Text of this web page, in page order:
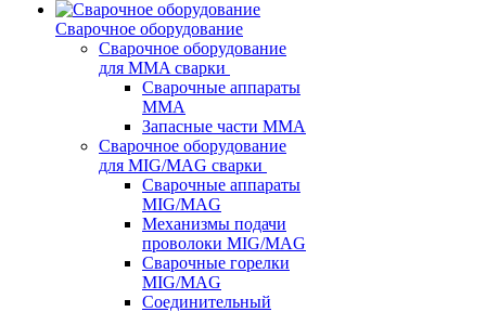
Сварочное оборудование
Сварочное оборудование
для MMA сварки
Сварочные аппараты
MMA
Запасные части MMA
Сварочное оборудование
для MIG/MAG сварки
Сварочные аппараты
MIG/MAG
Механизмы подачи
проволоки MIG/MAG
Сварочные горелки
MIG/MAG
Соединительный